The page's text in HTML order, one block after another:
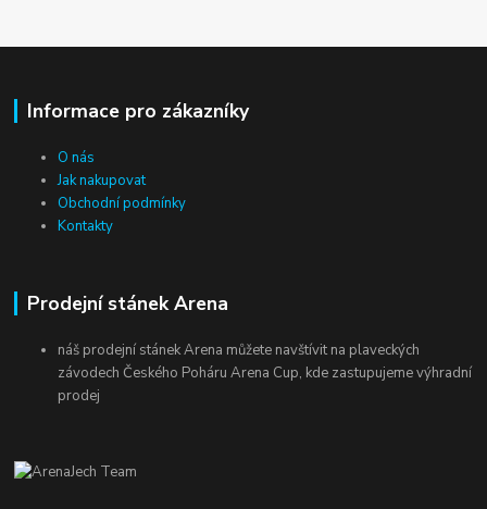
Informace pro zákazníky
O nás
Jak nakupovat
Obchodní podmínky
Kontakty
Prodejní stánek Arena
náš prodejní stánek Arena můžete navštívit na plaveckých
závodech Českého Poháru Arena Cup, kde zastupujeme výhradní
prodej